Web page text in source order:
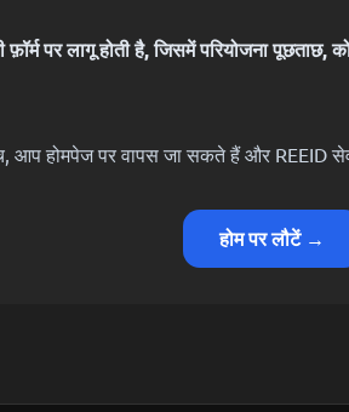
फ़ॉर्म पर लागू होती है, जिसमें परियोजना
आप होमपेज पर वापस जा सकते हैं और REEID
होम पर लौटें →